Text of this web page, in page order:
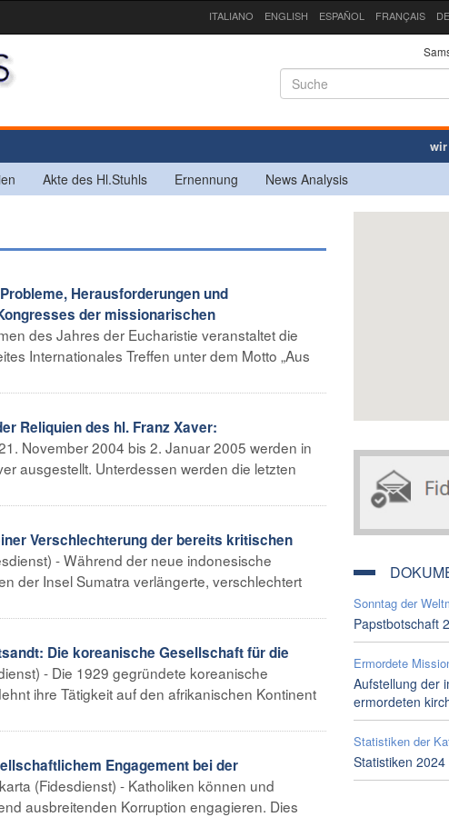
ITALIANO ENGLISH ESPAÑOL FRANÇAIS
Akte des Hl.Stuhls Ernennung News Analysis
Herausforderungen und
der missionarischen
des Jahres der Eucharistie veranstaltet die
Internationales Treffen unter dem Motto „Aus
Reliquien des hl. Franz Xaver:
November 2004 bis 2. Januar 2005 werden in
ausgestellt. Unterdessen werden die letzten
Verschlechterung der bereits kritischen
- Während der neue indonesische
der Insel Sumatra verlängerte, verschlechtert
Die koreanische Gesellschaft für die
- Die 1929 gegründete koreanische
ihre Tätigkeit auf den afrikanischen Kontinent
Engagement bei der
(Fidesdienst) - Katholiken können und
ausbreitenden Korruption engagieren. Dies
Sonntag der
Papstbotschaft
Ermordete
Aufstellung der
ermordeten
Statistiken der
Statistiken 2024